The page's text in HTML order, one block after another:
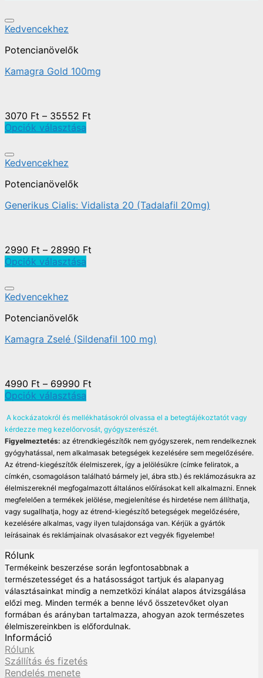
Kedvencekhez
Potencianövelők
Kamagra Gold 100mg
3070 Ft – 35552 Ft
Opciók választása
Kedvencekhez
Potencianövelők
Generikus Cialis: Vidalista 20 (Tadalafil 20mg)
2990 Ft – 28990 Ft
Opciók választása
Kedvencekhez
Potencianövelők
Kamagra Zselé (Sildenafil 100 mg)
4990 Ft – 69990 Ft
Opciók választása
A kockázatokról és mellékhatásokról olvassa el a betegtájékoztatót vagy
kérdezze meg kezelőorvosát, gyógyszerészét.
Figyelmeztetés: az étrendkiegészítők nem gyógyszerek, nem rendelkeznek
gyógyhatással, nem alkalmasak betegségek kezelésére sem megelőzésére.
Az étrend-kiegészítők élelmiszerek, így a jelölésükre (címke feliratok, a
címkén, csomagoláson található bármely jel, ábra stb.) és reklámozásukra az
élelmiszereknél megfogalmazott általános előírásokat kell alkalmazni. Ennek
megfelelően a termékek jelölése, megjelenítése és hirdetése nem állíthatja,
vagy sugallhatja, hogy az étrend-kiegészítő betegségek megelőzésére,
kezelésére alkalmas, vagy ilyen tulajdonsága van. Kérjük a gyártók
leírásainak és reklámjainak olvasásakor ezt vegyék figyelembe!
Rólunk
Termékeink beszerzése során legfontosabbnak a
természetességet és a hatásosságot tartjuk és alapanyag
választásainkat mindig a nemzetközi kínálat alapos átvizsgálása
előzi meg. Minden termék a benne lévő összetevőket olyan
formában és arányban tartalmazza, ahogyan azok természetes
élelmiszereinkben is előfordulnak.
Információ
Rólunk
Szállítás és fizetés
Rendelés menete